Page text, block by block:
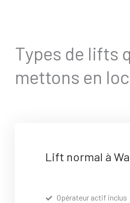
Types de lifts
mettons en
Lift normal à
Opérateur actif inclus